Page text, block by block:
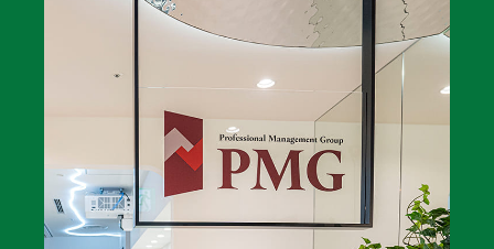
CONTACT
日本の物流企業の経営者の方々にしっかり寄り添い
株式会社 PMG Logistics